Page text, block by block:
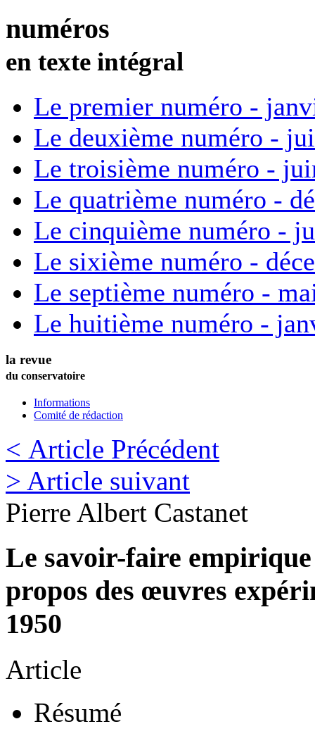
numéros
en texte intégral
Le premier numéro -
Le deuxième numéro -
Le troisième numéro -
Le quatrième numéro -
Le cinquième numéro -
Le sixième numéro -
Le septième numéro -
Le huitième numéro -
la revue
du conservatoire
Informations
Comité de rédaction
< Article Précédent
> Article suivant
Pierre Albert Castanet
Le savoir-faire
propos des œuvres
1950
Article
Résumé